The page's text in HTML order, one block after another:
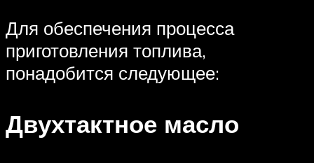
Для обеспечения процесса
приготовления топлива,
понадобится следующее:
Двухтактное масло